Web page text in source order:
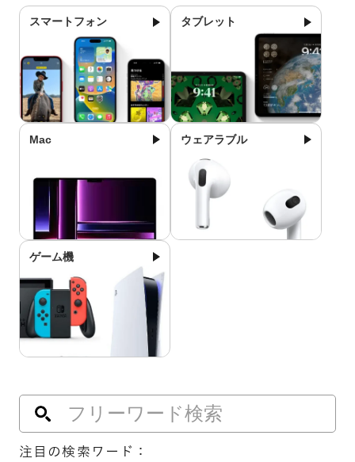
スマートフォン タブレット
Mac ウェアラブル
ゲーム機
注目の検索ワード：